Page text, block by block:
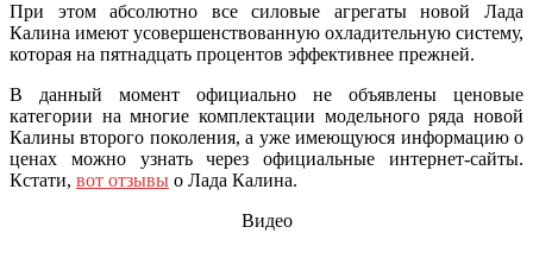
При этом абсолютно все силовые агрегаты новой Лада
Калина имеют усовершенствованную охладительную систему,
которая на пятнадцать процентов эффективнее прежней.
В данный момент официально не объявлены ценовые
категории на многие комплектации модельного ряда новой
Калины второго поколения, а уже имеющуюся информацию о
ценах можно узнать через официальные интернет-сайты.
Кстати, вот отзывы о Лада Калина.
Видео